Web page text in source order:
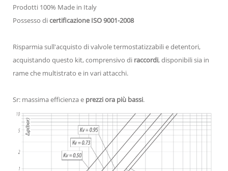
Prodotti 100% Made in Italy
Possesso dicertificazione ISO 9001-2008
Risparmia sull'acquisto di valvole termostatizzabili e detentori,
acquistando questo kit, comprensivo di raccordi, disponibili sia in
rame che multistrato e in vari attacchi.
Sr: massima efficienza e prezzi ora più bassi.